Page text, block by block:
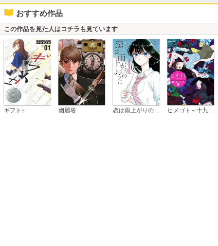
おすすめ作品
この作品を見た人はコチラも見ています
ギフト± 幽麗塔 ヒメゴト～十九歳の制服～